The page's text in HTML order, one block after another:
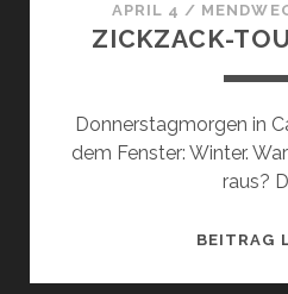
APRIL 4 /
ZICKZACK-
Donnerstagmorgen in
dem Fenster: Winter.
raus?
BEITRAG